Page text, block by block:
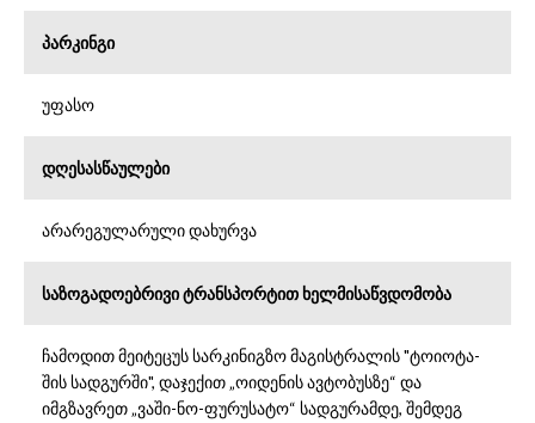
პარკინგი
უფასო
დღესასწაულები
არარეგულარული დახურვა
საზოგადოებრივი ტრანსპორტით ხელმისაწვდომობა
ჩამოდით მეიტეცუს სარკინიგზო მაგისტრალის "ტოიოტა-
შის სადგურში", დაჯექით „ოიდენის ავტობუსზე“ და
იმგზავრეთ „ვაში-ნო-ფურუსატო“ სადგურამდე, შემდეგ